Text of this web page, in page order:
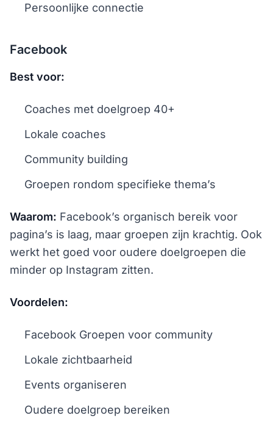
Persoonlijke connectie
Facebook
Best voor:
Coaches met doelgroep 40+
Lokale coaches
Community building
Groepen rondom specifieke thema’s
Waarom: Facebook’s organisch bereik voor
pagina’s is laag, maar groepen zijn krachtig. Ook
werkt het goed voor oudere doelgroepen die
minder op Instagram zitten.
Voordelen:
Facebook Groepen voor community
Lokale zichtbaarheid
Events organiseren
Oudere doelgroep bereiken